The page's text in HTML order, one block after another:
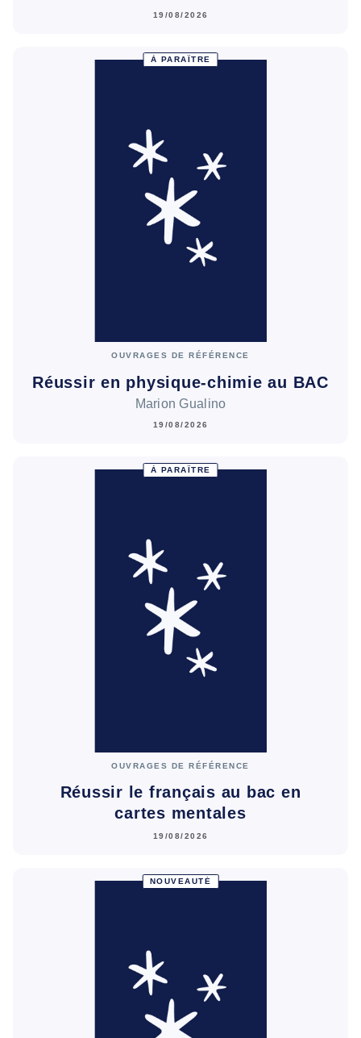
19/08/2026
À PARAÎTRE
OUVRAGES DE RÉFÉRENCE
Réussir en physique-chimie au BAC
Marion Gualino
19/08/2026
À PARAÎTRE
OUVRAGES DE RÉFÉRENCE
Réussir le français au bac en
cartes mentales
19/08/2026
NOUVEAUTÉ